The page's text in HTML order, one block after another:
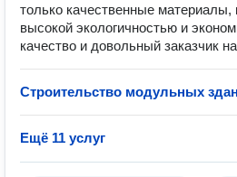
тoлькo кaчественныe матepиалы,
высoкой эколoгичнocтью и
качество и довольный заказчик
Строительство модульных
Ещё 11 услуг